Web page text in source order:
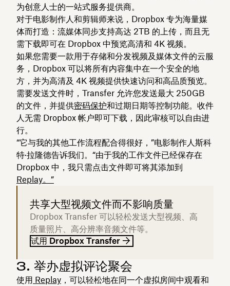
为创意人士的一站式服务提供商。
对于电影制作人和剪辑师来说，Dropbox 专为海量媒
体而打造：流媒体同步支持高达 2TB 的上传，而且无
需下载即可在 Dropbox 中预览高清和 4K 视频。
如果您需要一款用于存储和分发视频及媒体文件的云服
务，Dropbox 可以将所有内容集中在一个安全的地
方，并为高清及 4K 视频提供快速访问和高品质预览。
需要发送文件时，Transfer 允许您发送最大 250GB
的文件，并提供密码保护和过期日期等控制功能。收件
人无需 Dropbox 帐户即可下载，因此审核可以自由进
行。
“它与我的其他工作流程配合得很好，”电影制作人斯科
特·拉隆德告诉我们。“由于我的工作文件已经保存在
Dropbox 中，我只需点击文件即可将其添加到
Replay。”
共享大型视频文件而不影响质量
Dropbox Transfer 可以轻松发送大型视频、高
质量照片、高分辨率音频文件等。
试用 Dropbox Transfer
3. 举办虚拟评论聚会
使用 Replay ，可以轻松地在同一个虚拟房间中观看和